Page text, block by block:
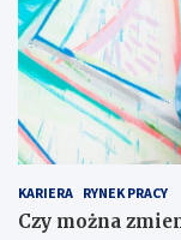
KARIERA RYNEK PRACY
Czy można